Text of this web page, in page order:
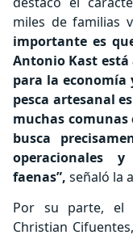
miles de familias
importante es
Antonio Kast
para la economía
pesca artesanal
muchas comunas
busca
operacionales
faenas”, señaló la
Por su parte, el
Christian